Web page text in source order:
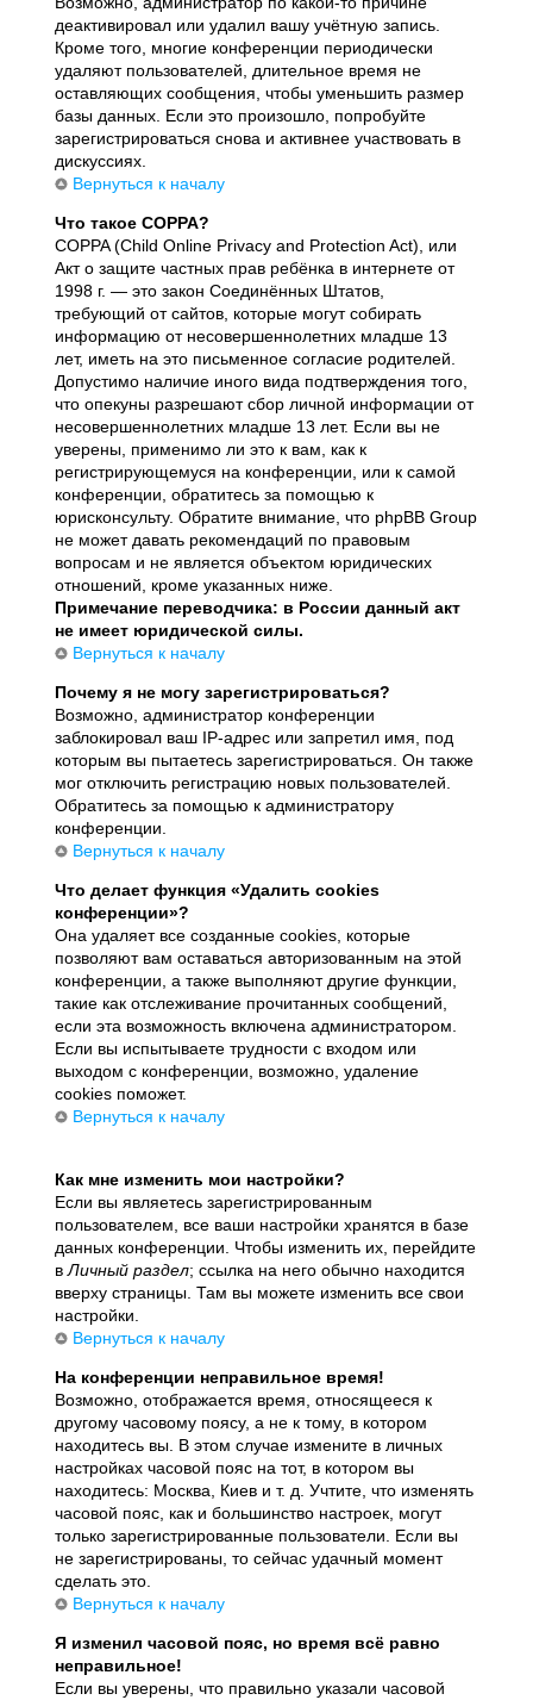
деактивировал или удалил вашу учётную запись.
Кроме того, многие конференции периодически
удаляют пользователей, длительное время не
оставляющих сообщения, чтобы уменьшить размер
базы данных. Если это произошло, попробуйте
зарегистрироваться снова и активнее участвовать в
дискуссиях.
Вернуться к началу
Что такое COPPA?
COPPA (Child Online Privacy and Protection Act), или
Акт о защите частных прав ребёнка в интернете от
1998 г. — это закон Соединённых Штатов,
требующий от сайтов, которые могут собирать
информацию от несовершеннолетних младше 13
лет, иметь на это письменное согласие родителей.
Допустимо наличие иного вида подтверждения того,
что опекуны разрешают сбор личной информации от
несовершеннолетних младше 13 лет. Если вы не
уверены, применимо ли это к вам, как к
регистрирующемуся на конференции, или к самой
конференции, обратитесь за помощью к
юрисконсульту. Обратите внимание, что phpBB Group
не может давать рекомендаций по правовым
вопросам и не является объектом юридических
отношений, кроме указанных ниже.
Примечание переводчика: в России данный акт
не имеет юридической силы.
Вернуться к началу
Почему я не могу зарегистрироваться?
Возможно, администратор конференции
заблокировал ваш IP-адрес или запретил имя, под
которым вы пытаетесь зарегистрироваться. Он также
мог отключить регистрацию новых пользователей.
Обратитесь за помощью к администратору
конференции.
Вернуться к началу
Что делает функция «Удалить cookies
конференции»?
Она удаляет все созданные cookies, которые
позволяют вам оставаться авторизованным на этой
конференции, а также выполняют другие функции,
такие как отслеживание прочитанных сообщений,
если эта возможность включена администратором.
Если вы испытываете трудности с входом или
выходом с конференции, возможно, удаление
cookies поможет.
Вернуться к началу
Как мне изменить мои настройки?
Если вы являетесь зарегистрированным
пользователем, все ваши настройки хранятся в базе
данных конференции. Чтобы изменить их, перейдите
вЛичный раздел; ссылка на него обычно находится
вверху страницы. Там вы можете изменить все свои
настройки.
Вернуться к началу
На конференции неправильное время!
Возможно, отображается время, относящееся к
другому часовому поясу, а не к тому, в котором
находитесь вы. В этом случае измените в личных
настройках часовой пояс на тот, в котором вы
находитесь: Москва, Киев и т. д. Учтите, что изменять
часовой пояс, как и большинство настроек, могут
только зарегистрированные пользователи. Если вы
не зарегистрированы, то сейчас удачный момент
сделать это.
Вернуться к началу
Я изменил часовой пояс, но время всё равно
неправильное!
Если вы уверены, что правильно указали часовой